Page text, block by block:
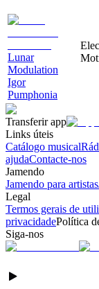
Lunar
Modulation
Igor
Pumphonia
Transferir app
Links úteis
Catálogo musical
ajudaContacte-nos
Jamendo
Jamendo para artistas
Legal
Termos gerais de
privacidadePolítica
Siga-nos